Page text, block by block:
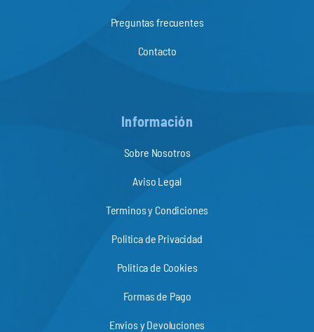
Preguntas frecuentes
Contacto
Información
Sobre Nosotros
Aviso Legal
Terminos y Condiciones
Politica de Privacidad
Politica de Cookies
Formas de Pago
Envios y Devoluciones